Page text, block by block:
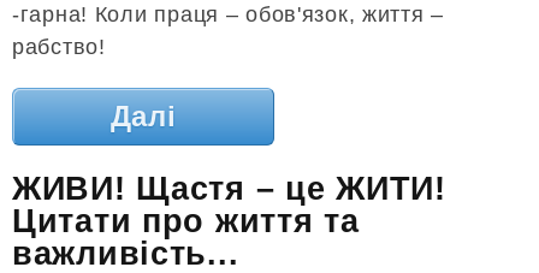
-гарна! Коли праця – обов'язок, життя –
рабство!
Далі
ЖИВИ! Щастя – це ЖИТИ!
Цитати про життя та
важливість...